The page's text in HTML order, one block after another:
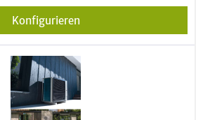
Konfigurieren